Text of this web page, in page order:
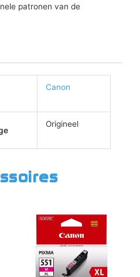
patronen van de
Canon
Origineel